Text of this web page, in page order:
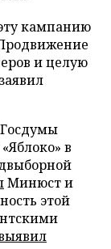
кампанию
и целую
в
Минюст и
этой